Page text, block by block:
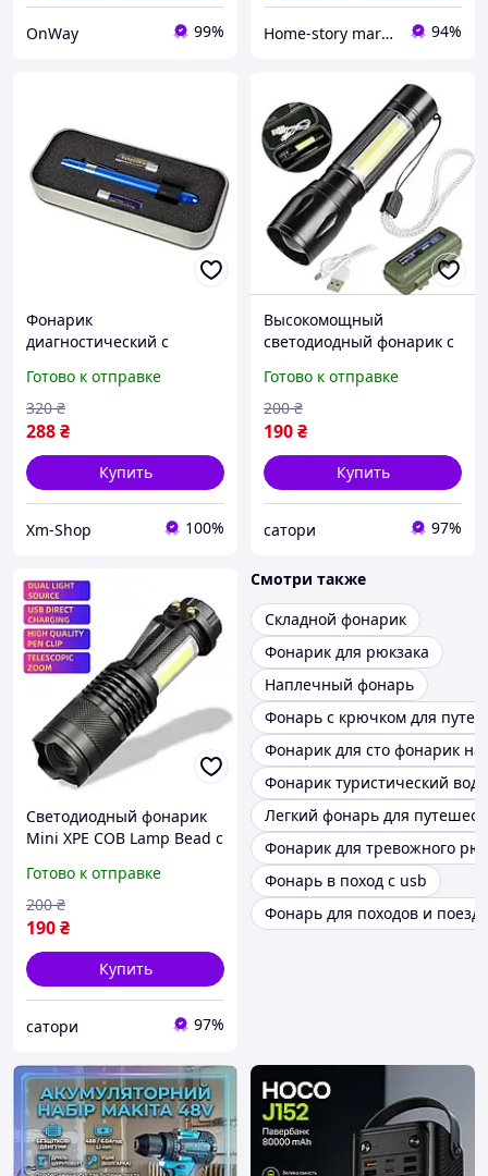
OnWay 99% Home-story market 94%
Фонарик
диагностический с
шпателей в
металлическом кейсе
Готово к отправке
288₴
320 ₴
Купить
Xm-Shop 100%
Высокомощный
светодиодный фонарик с
регулируемым световым
потоком кейсом для
хранения
Готово к отправке
190₴
200 ₴
Купить
сатори 97%
Светодиодный фонарик
Mini XPE COB Lamp Bead с
кейсом для хранения
Готово к отправке
190₴
200 ₴
Купить
сатори 97%
Смотри также
Складной фонарик
Фонарик для рюкзака
Наплечный фонарь
Фонарь с крючком для
Фонарик для сто фонарик на
Фонарик туристический
Легкий фонарь для
Фонарик для тревожного
Фонарь в поход с usb
Фонарь для походов и